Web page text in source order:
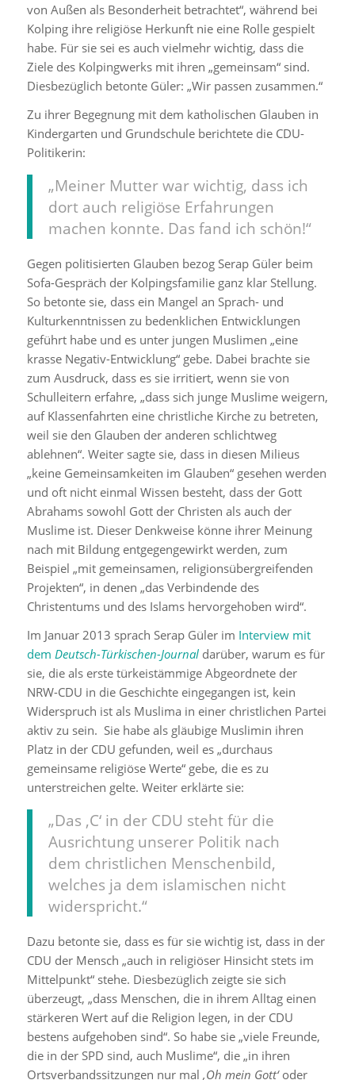
von Außen als Besonderheit betrachtet“, während bei
Kolping ihre religiöse Herkunft nie eine Rolle gespielt
habe. Für sie sei es auch vielmehr wichtig, dass die
Ziele des Kolpingwerks mit ihren „gemeinsam“ sind.
Diesbezüglich betonte Güler: „Wir passen zusammen.“
Zu ihrer Begegnung mit dem katholischen Glauben in
Kindergarten und Grundschule berichtete die CDU-
Politikerin:
„Meiner Mutter war wichtig, dass ich
dort auch religiöse Erfahrungen
machen konnte. Das fand ich schön!“
Gegen politisierten Glauben bezog Serap Güler beim
Sofa-Gespräch der Kolpingsfamilie ganz klar Stellung.
So betonte sie, dass ein Mangel an Sprach- und
Kulturkenntnissen zu bedenklichen Entwicklungen
geführt habe und es unter jungen Muslimen „eine
krasse Negativ-Entwicklung“ gebe. Dabei brachte sie
zum Ausdruck, dass es sie irritiert, wenn sie von
Schulleitern erfahre, „dass sich junge Muslime weigern,
auf Klassenfahrten eine christliche Kirche zu betreten,
weil sie den Glauben der anderen schlichtweg
ablehnen“. Weiter sagte sie, dass in diesen Milieus
„keine Gemeinsamkeiten im Glauben“ gesehen werden
und oft nicht einmal Wissen besteht, dass der Gott
Abrahams sowohl Gott der Christen als auch der
Muslime ist. Dieser Denkweise könne ihrer Meinung
nach mit Bildung entgegengewirkt werden, zum
Beispiel „mit gemeinsamen, religionsübergreifenden
Projekten“, in denen „das Verbindende des
Christentums und des Islams hervorgehoben wird“.
Im Januar 2013 sprach Serap Güler im Interview mit
dem Deutsch-Türkischen-Journaldarüber, warum es für
sie, die als erste türkeistämmige Abgeordnete der
NRW-CDU in die Geschichte eingegangen ist, kein
Widerspruch ist als Muslima in einer christlichen Partei
aktiv zu sein. Sie habe als gläubige Muslimin ihren
Platz in der CDU gefunden, weil es „durchaus
gemeinsame religiöse Werte“ gebe, die es zu
unterstreichen gelte. Weiter erklärte sie:
„Das ‚C‘ in der CDU steht für die
Ausrichtung unserer Politik nach
dem christlichen Menschenbild,
welches ja dem islamischen nicht
widerspricht.“
Dazu betonte sie, dass es für sie wichtig ist, dass in der
CDU der Mensch „auch in religiöser Hinsicht stets im
Mittelpunkt“ stehe. Diesbezüglich zeigte sie sich
überzeugt, „dass Menschen, die in ihrem Alltag einen
stärkeren Wert auf die Religion legen, in der CDU
bestens aufgehoben sind“. So habe sie „viele Freunde,
die in der SPD sind, auch Muslime“, die „in ihren
Ortsverbandssitzungen nur mal ‚Oh mein Gott‘oder